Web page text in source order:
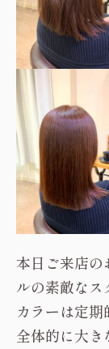
本日ご来店の
ルの素敵なス
カラーは定
全体的に大